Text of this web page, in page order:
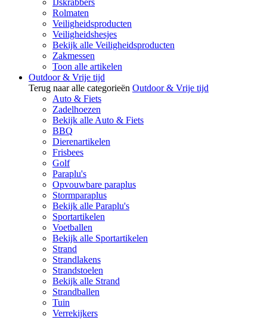
IJskrabbers
Rolmaten
Veiligheidsproducten
Veiligheidshesjes
Bekijk alle Veiligheidsproducten
Zakmessen
Toon alle artikelen
Outdoor & Vrije tijd
Terug naar alle categorieën Outdoor & Vrije tijd
Auto & Fiets
Zadelhoezen
Bekijk alle Auto & Fiets
BBQ
Dierenartikelen
Frisbees
Golf
Paraplu's
Opvouwbare paraplus
Stormparaplus
Bekijk alle Paraplu's
Sportartikelen
Voetballen
Bekijk alle Sportartikelen
Strand
Strandlakens
Strandstoelen
Bekijk alle Strand
Strandballen
Tuin
Verrekijkers